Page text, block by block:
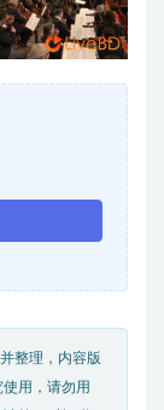
整理，内容版
用，请勿用